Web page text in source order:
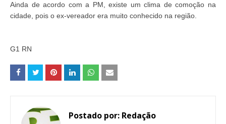
Ainda de acordo com a PM, existe um clima de comoção na
cidade, pois o ex-vereador era muito conhecido na região.
G1 RN
Postado por: Redação